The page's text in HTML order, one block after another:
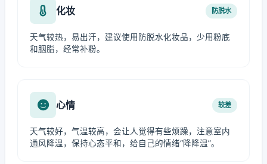
化妆 防脱水
天气较热，易出汗，建议使用防脱水化妆品，少用粉底
和胭脂，经常补粉。
心情 较差
天气较好，气温较高，会让人觉得有些烦躁，注意室内
通风降温，保持心态平和，给自己的情绪“降降温”。